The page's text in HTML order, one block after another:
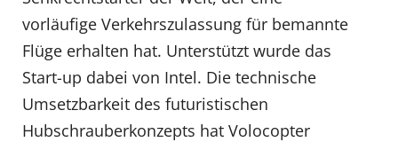
vorläufige Verkehrszulassung für bemannte
Flüge erhalten hat. Unterstützt wurde das
Start-up dabei von Intel. Die technische
Umsetzbarkeit des futuristischen
Hubschrauberkonzepts hat Volocopter